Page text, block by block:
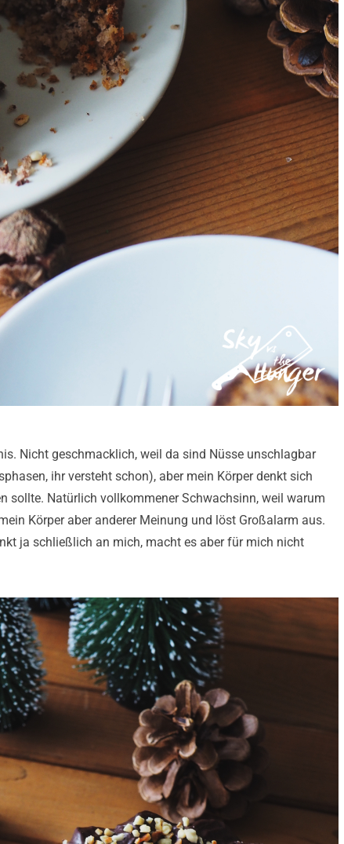
Nicht geschmacklich, weil da sind Nüsse unschlagbar
ihr versteht schon), aber mein Körper denkt sich
sollte. Natürlich vollkommener Schwachsinn, weil warum
Körper aber anderer Meinung und löst Großalarm aus.
ja schließlich an mich, macht es aber für mich nicht